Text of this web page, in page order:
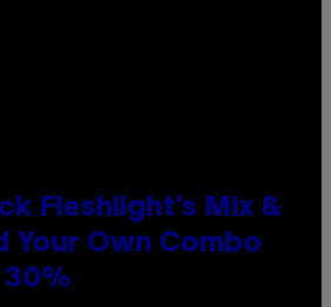
Fleshlight’s Mix &
Your Own Combo
30%